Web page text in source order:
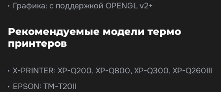
Графика: с поддержкой OPENGL v2+
Рекомендуемые модели термо
принтеров
X-PRINTER: XP-Q200, XP-Q800, XP-Q300, XP-Q260III
EPSON: TM-T20II